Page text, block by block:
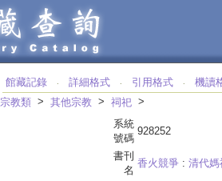
館藏記錄 ‧ 詳細格式 ‧ 引用格式 ‧
機讀
宗教類 > 其他宗教 > 祠祀 >
系統
號碼
928252
書刊
名
香火競爭 : 清代媽